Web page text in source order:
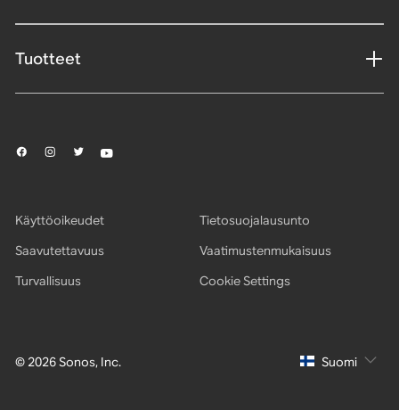
Tuotteet
© 2026 Sonos, Inc.
Käyttöoikeudet
Tietosuojalausunto
Saavutettavuus
Vaatimustenmukaisuus
Turvallisuus
Cookie Settings
Suomi